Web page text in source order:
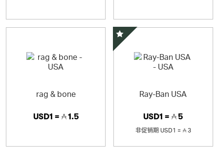
rag & bone
USD1 = 1.5
Ray-Ban USA
USD1 = 5
非促销期 USD1 = 3
精选优惠